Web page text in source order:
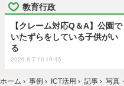
教育行政
【クレーム対応Q＆A】公園で
いたずらをしている子供がい
る
2026.8.7 Fri 19:45
ホーム › 事例 › ICT活用 › 記事 › 写真